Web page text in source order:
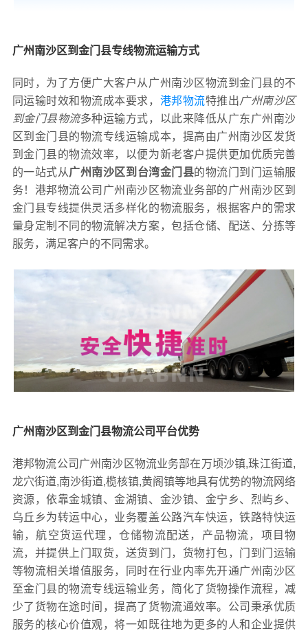
广州南沙区到金门县专线物流运输方式
同时，为了方便广大客户从广州南沙区物流到金门县的不
同运输时效和物流成本要求， 港邦物流特推出广州南沙区
到金门县物流多种运输方式，以此来降低从广东广州南沙
区到金门县的物流专线运输成本，提高由广州南沙区发货
到金门县的物流效率，以便为新老客户提供更加优质完善
的一站式从广州南沙区到台湾金门县的物流门到门运输服
务！港邦物流公司广州南沙区物流业务部的广州南沙区到
金门县专线提供灵活多样化的物流服务，根据客户的需求
量身定制不同的物流解决方案，包括仓储、配送、分拣等
服务，满足客户的不同需求。
广州南沙区到金门县物流公司平台优势
港邦物流公司广州南沙区物流业务部在万顷沙镇,珠江街道,
龙穴街道,南沙街道,榄核镇,黄阁镇等地具有优势的物流网络
资源，依靠金城镇、金湖镇、金沙镇、金宁乡、烈屿乡、
乌丘乡为转运中心，业务覆盖公路汽车快运，铁路特快运
输，航空货运代理，仓储物流配送，产品物流，项目物
流，并提供上门取货，送货到门，货物打包，门到门运输
等物流相关增值服务，同时在行业内率先开通广州南沙区
至金门县的物流专线运输业务，简化了货物操作流程，减
少了货物在途时间，提高了货物流通效率。公司秉承优质
服务的核心价值观，将一如既往地为更多的人和企业提供